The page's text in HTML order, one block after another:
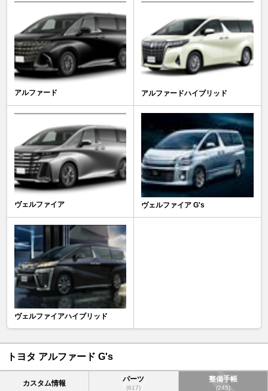
アルファード アルファードハイブリッド
ヴェルファイア ヴェルファイア G's
ヴェルファイアハイブリッド
トヨタ アルファード G's
カスタム情報 パーツ
(617)
整備手帳
(245)